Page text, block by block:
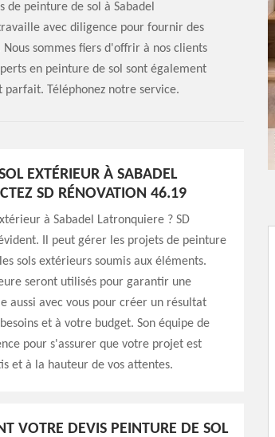
de peinture de sol à Sabadel
avec diligence pour fournir des
sommes fiers d'offrir à nos clients
en peinture de sol sont également
parfait. Téléphonez notre service.
EXTÉRIEUR À SABADEL
SD RÉNOVATION 46.19
à Sabadel Latronquiere ? SD
Il peut gérer les projets de peinture
sols extérieurs soumis aux éléments.
seront utilisés pour garantir une
avec vous pour créer un résultat
et à votre budget. Son équipe de
pour s'assurer que votre projet est
et à la hauteur de vos attentes.
VOTRE DEVIS PEINTURE DE SOL